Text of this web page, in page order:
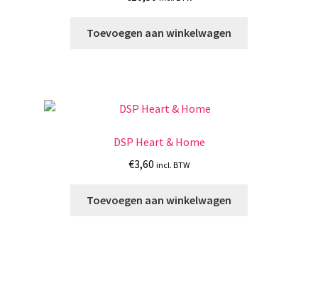
Toevoegen aan winkelwagen
DSP Heart & Home
€3,60 incl. BTW
Toevoegen aan winkelwagen